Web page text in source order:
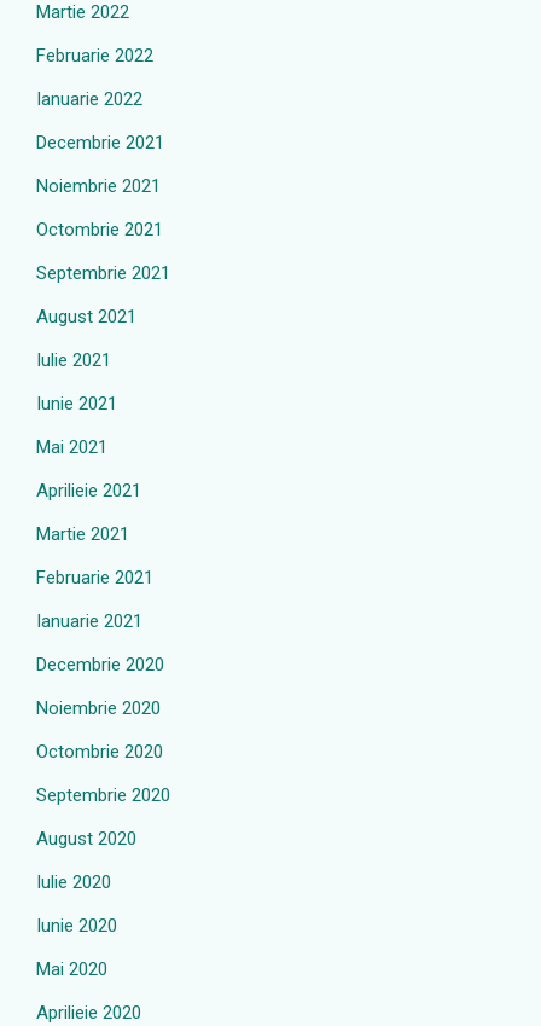
Martie 2022
Februarie 2022
Ianuarie 2022
Decembrie 2021
Noiembrie 2021
Octombrie 2021
Septembrie 2021
August 2021
Iulie 2021
Iunie 2021
Mai 2021
Aprilieie 2021
Martie 2021
Februarie 2021
Ianuarie 2021
Decembrie 2020
Noiembrie 2020
Octombrie 2020
Septembrie 2020
August 2020
Iulie 2020
Iunie 2020
Mai 2020
Aprilieie 2020